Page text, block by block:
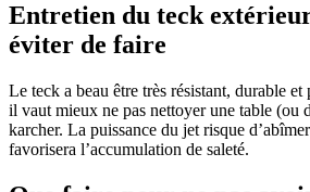
Entretien du teck
éviter de faire
Le teck a beau être très résistant, durable et
il vaut mieux ne pas nettoyer une table (ou
karcher. La puissance du jet risque
favorisera l’accumulation de saleté.